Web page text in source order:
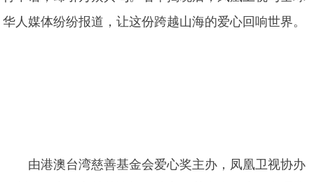
华人媒体纷纷报道，让这份跨越山海的爱心回响世界。
由港澳台湾慈善基金会爱心奖主办，凤凰卫视协办